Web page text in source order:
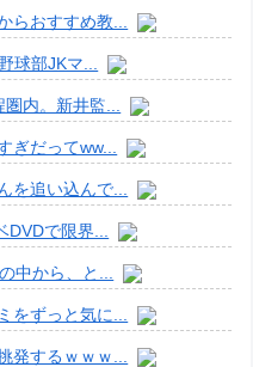
らおすすめ教...
球部JKマ...
内。新井監...
ぎだってww...
を追い込んで...
で限界...
中から、と...
をずっと気に...
発するｗｗｗ...